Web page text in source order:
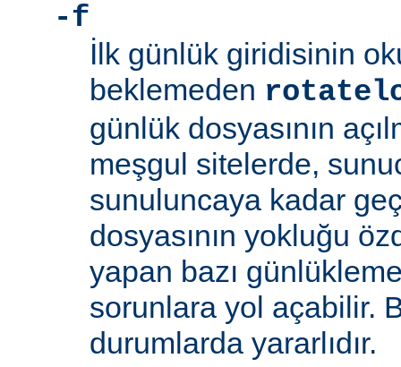
-f
İlk günlük giridisinin
beklemeden
günlük dosyasının
meşgul sitelerde,
sunuluncaya kadar
dosyasının yokluğu
yapan bazı
sorunlara yol açabilir.
durumlarda yararlıdır.